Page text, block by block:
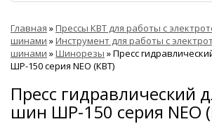
Главная »Прессы КВТ для работы с
шинами »Инструмент для работы с
шинами »Шинорезы »Пресс
ШР-150 серия NEO (КВТ)
Пресс гидравлический
шин ШР-150 серия NEO